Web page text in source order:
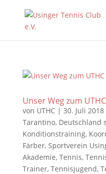
Unser Weg zum UTHC
von UTHC| 30. Juli 2018
Tarantino, Deutschland
Konditionstraining,
Färber, Sportverein
Akademie, Tennis,
Trainer, Tennisjugend,